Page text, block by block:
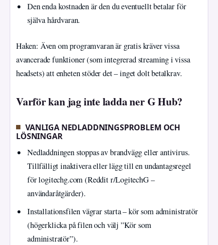
Den enda kostnaden är den du eventuellt betalar för
själva hårdvaran.
Haken: Även om programvaran är gratis kräver vissa
avancerade funktioner (som integrerad streaming i vissa
headsets) att enheten stöder det – inget dolt betalkrav.
Varför kan jag inte ladda ner G Hub?
VANLIGA NEDLADDNINGSPROBLEM OCH
LÖSNINGAR
Nedladdningen stoppas av brandvägg eller antivirus.
Tillfälligt inaktivera eller lägg till en undantagsregel
för logitechg.com (Reddit r/LogitechG –
användaråtgärder).
Installationsfilen vägrar starta – kör som administratör
(högerklicka på filen och välj ”Kör som
administratör”).